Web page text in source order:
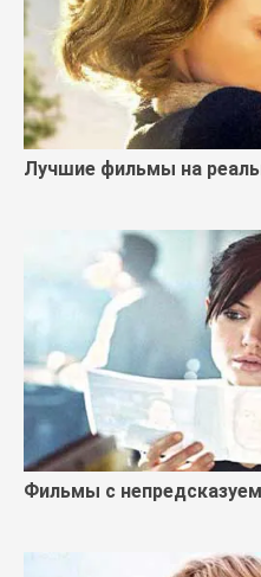
Лучшие фильмы на
Фильмы с